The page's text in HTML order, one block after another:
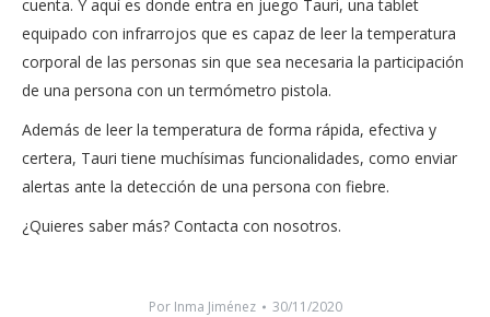
cuenta. Y aquí es donde entra en juego Tauri, una tablet
equipado con infrarrojos que es capaz de leer la temperatura
corporal de las personas sin que sea necesaria la participación
de una persona con un termómetro pistola.
Además de leer la temperatura de forma rápida, efectiva y
certera, Tauri tiene muchísimas funcionalidades, como enviar
alertas ante la detección de una persona con fiebre.
¿Quieres saber más? Contacta con nosotros.
Por Inma Jiménez 30/11/2020